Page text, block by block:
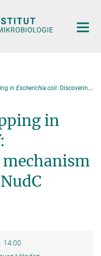
in Escherichia coli: Discovering the mechanism and function of NudC
in
:
14:00